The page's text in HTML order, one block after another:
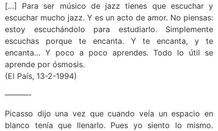
[…] Para ser músico de jazz tienes que escuchar y
escuchar mucho jazz. Y es un acto de amor. No piensas:
estoy escuchándolo para estudiarlo. Simplemente
escuchas porque te encanta. Y te encanta, y te
encanta… Y poco a poco aprendes. Todo lo útil se
aprende por ósmosis.
(El País, 13-2-1994)
———-
Picasso dijo una vez que cuando veía un espacio en
blanco tenía que llenarlo. Pues yo siento lo mismo.